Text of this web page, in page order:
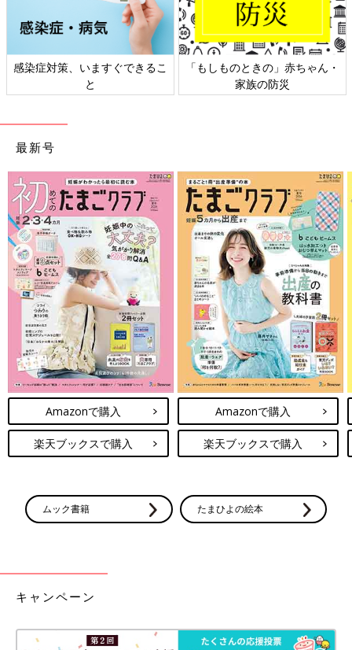
PROFILE）
大阪教育大学教育学部教員養成課程家政教育講座教授。大阪教育
大学附属天王寺小学校元校長。専門は「保育学」「児童福祉」
「子育て支援」「父親支援」。ファザーリングジャパン顧問。兵
庫県西宮市初の男性保育士として施設・保育所に12年勤務。3人
の男の子それぞれに育児休暇を取得。それらの体験をから「父親
の育児支援」研究を始め、テレビ・ラジオ・新聞・雑誌等にて、
父親の育児、ワークライフバランス、子育て支援、保育研修等
で、講演会等を行うように。著書に『育児父さんの成長日誌』
（朝日新聞社）『子育てパパ力検定』（小学館）『うちの息子っ
（日本能率協会マネジメントセンター）など多数など。
感染症対策、いますぐできるこ
と
「もしものときの」赤ちゃん・
家族の防災
最新号
Amazonで購入
楽天ブックスで購入
Amazonで購入
楽天ブックスで購入
ムック書籍 たまひよの絵本
キャンペーン